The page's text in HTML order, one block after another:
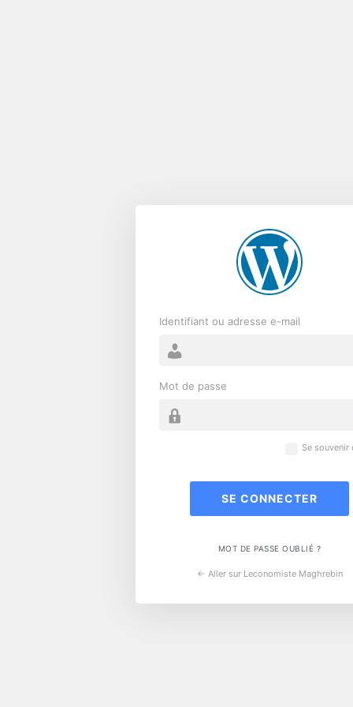
Identifiant ou adresse e-mail
Mot de passe
Se souvenir
MOT DE PASSE OUBLIÉ ?
← Aller sur Leconomiste Maghrebin